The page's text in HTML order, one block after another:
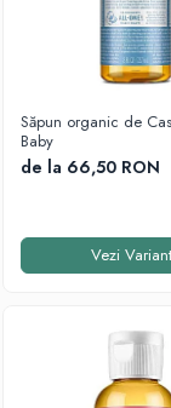
Săpun organic de
Baby
de la 66,50 RON
Vezi